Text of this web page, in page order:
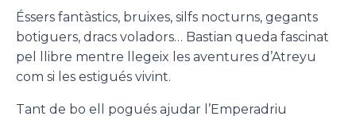
Éssers fantàstics, bruixes, silfs nocturns, gegants
botiguers, dracs voladors… Bastian queda fascinat
pel llibre mentre llegeix les aventures d’Atreyu
com si les estigués vivint.
Tant de bo ell pogués ajudar l’Emperadriu